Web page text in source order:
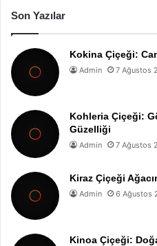
Son Yazılar
Kokina Çiçeği:
Admin 7 Ağustos
Kohleria Çiçeği:
Güzelliği
Admin 7 Ağustos
Kiraz Çiçeği
Admin 6 Ağustos
Kinoa Çiçeği: